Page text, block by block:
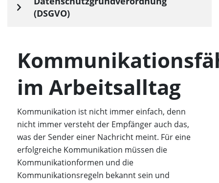
(DSGVO)
im Arbeitsalltag
Kommunikation ist nicht immer einfach, denn
nicht immer versteht der Empfänger auch das,
was der Sender einer Nachricht meint. Für eine
erfolgreiche Kommunikation müssen die
Kommunikationformen und die
Kommunikationsregeln bekannt sein und